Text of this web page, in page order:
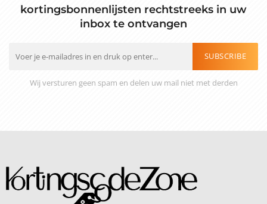
kortingsbonnenlijsten rechtstreeks in uw
inbox te ontvangen
SUBSCRIBE
Wij versturen geen spam en delen uw mail niet met derden